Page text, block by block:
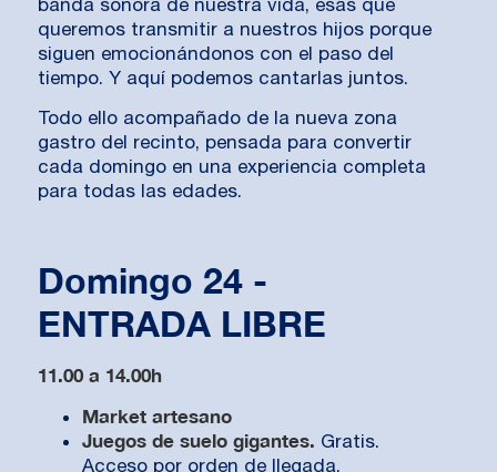
queremos transmitir a nuestros hijos porque
siguen emocionándonos con el paso del
tiempo. Y aquí podemos cantarlas juntos.
Todo ello acompañado de la nueva zona
gastro del recinto, pensada para convertir
cada domingo en una experiencia completa
para todas las edades.
Domingo 24 -
ENTRADA LIBRE
11.00 a 14.00h
Market artesano
Juegos de suelo gigantes. Gratis.
Acceso por orden de llegada.